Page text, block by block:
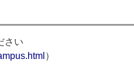
さい
）